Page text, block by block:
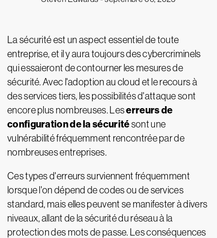
La sécurité est un aspect essentiel de toute
entreprise, et il y aura toujours des cybercriminels
qui essaieront de contourner les mesures de
sécurité. Avec l'adoption au cloud et le recours à
des services tiers, les possibilités d'attaque sont
encore plus nombreuses. Leserreurs de
configuration de la sécuritésont une
vulnérabilité fréquemment rencontrée par de
nombreuses entreprises.
Ces types d'erreurs surviennent fréquemment
lorsque l'on dépend de codes ou de services
standard, mais elles peuvent se manifester à divers
niveaux, allant de la sécurité du réseau à la
protection des mots de passe. Les conséquences